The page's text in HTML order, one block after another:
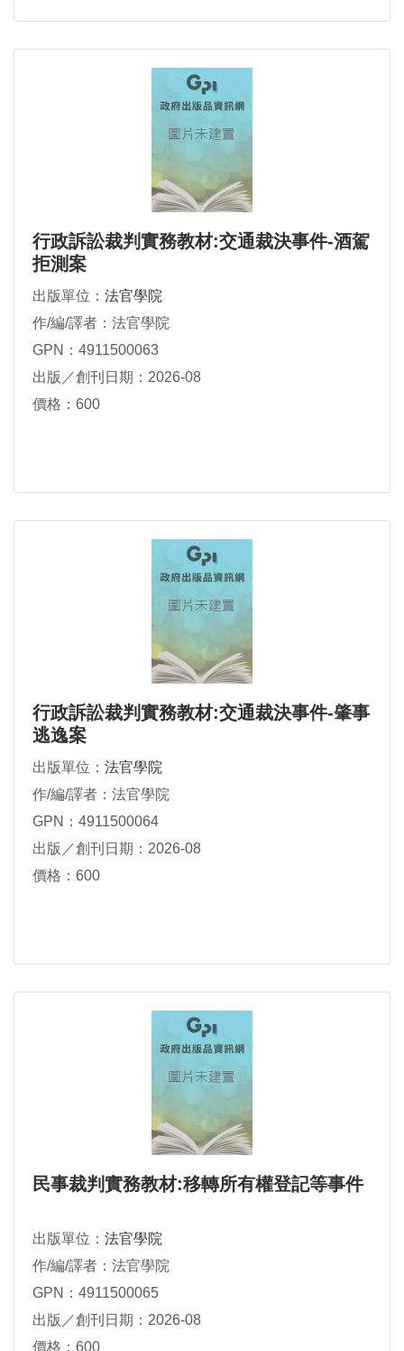
行政訴訟裁判實務教材:交通裁決事件-酒駕
拒測案
出版單位： 法官學院
作/編/譯者：法官學院
GPN：4911500063
出版／創刊日期：2026-08
價格：600
行政訴訟裁判實務教材:交通裁決事件-肇事
逃逸案
出版單位： 法官學院
作/編/譯者：法官學院
GPN：4911500064
出版／創刊日期：2026-08
價格：600
民事裁判實務教材:移轉所有權登記等事件
出版單位： 法官學院
作/編/譯者：法官學院
GPN：4911500065
出版／創刊日期：2026-08
價格：600